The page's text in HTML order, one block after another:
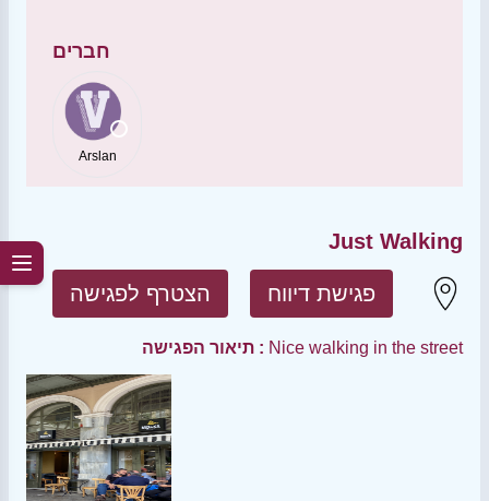
חברים
Arslan
Just Walking
הצטרף לפגישה פגישת דיווח
תיאור הפגישה : Nice walking in the street